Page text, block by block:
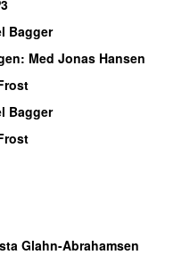
Bagger
: Med Jonas Hansen
Bagger
Glahn-Abrahamsen